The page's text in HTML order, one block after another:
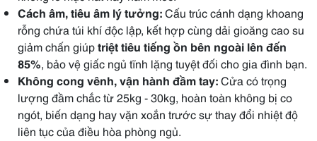
Cách âm, tiêu âm lý tưởng:Cấu trúc cánh dạng khoang
rỗng chứa túi khí độc lập, kết hợp cùng dải gioăng cao su
giảm chấn giúptriệt tiêu tiếng ồn bên ngoài lên đến
85%, bảo vệ giấc ngủ tĩnh lặng tuyệt đối cho gia đình bạn.
Không cong vênh, vận hành đầm tay:Cửa có trọng
lượng đầm chắc từ 25kg - 30kg, hoàn toàn không bị co
ngót, biến dạng hay vặn xoắn trước sự thay đổi nhiệt độ
liên tục của điều hòa phòng ngủ.